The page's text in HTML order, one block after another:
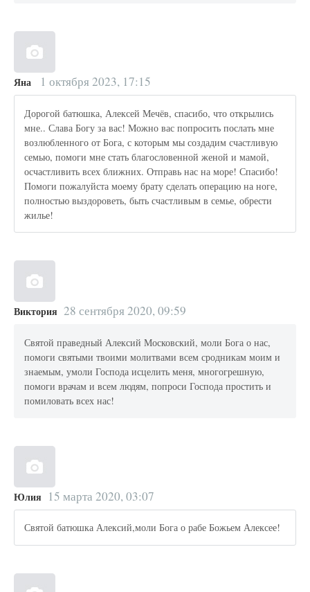
Яна 1 октября 2023, 17:15
Дорогой батюшка, Алексей Мечёв, спасибо, что открылись
мне.. Слава Богу за вас! Можно вас попросить послать мне
возлюбленного от Бога, с которым мы создадим счастливую
семью, помоги мне стать благословенной женой и мамой,
осчастливить всех ближних. Отправь нас на море! Спасибо!
Помоги пожалуйста моему брату сделать операцию на ноге,
полностью выздороветь, быть счастливым в семье, обрести
жилье!
Виктория 28 сентября 2020, 09:59
Святой праведный Алексий Московский, моли Бога о нас,
помоги святыми твоими молитвами всем сродникам моим и
знаемым, умоли Господа исцелить меня, многогрешную,
помоги врачам и всем людям, попроси Господа простить и
помиловать всех нас!
Юлия 15 марта 2020, 03:07
Святой батюшка Алексий,моли Бога о рабе Божьем Алексее!